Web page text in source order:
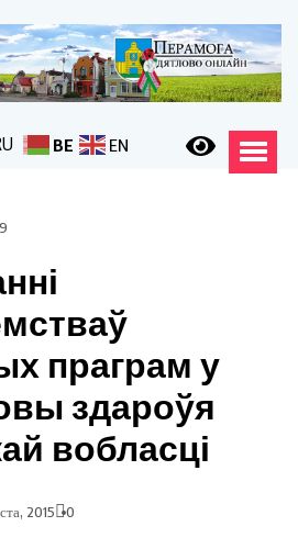
BE EN
праграм у
здароўя
вобласці
2015 0